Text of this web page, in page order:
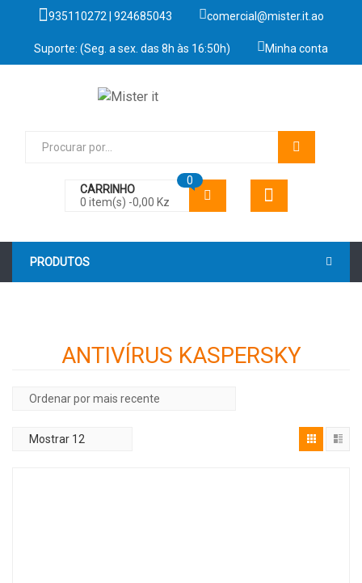
935110272 | 924685043 comercial@mister.it.ao
Suporte: (Seg. a sex. das 8h às 16:50h) Minha conta
CARRINHO
0 item(s) -0,00 Kz
0
PRODUTOS
ANTIVÍRUS KASPERSKY